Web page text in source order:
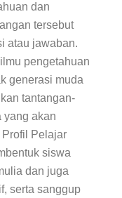
dan
tersebut
atau jawaban.
pengetahuan
generasi muda
tantangan-
yang akan
Pelajar
siswa
dan juga
serta sanggup